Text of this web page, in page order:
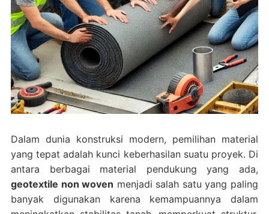
Dalam dunia konstruksi modern, pemilihan material
yang tepat adalah kunci keberhasilan suatu proyek. Di
antara berbagai material pendukung yang ada,
geotextile non woven menjadi salah satu yang paling
banyak digunakan karena kemampuannya dalam